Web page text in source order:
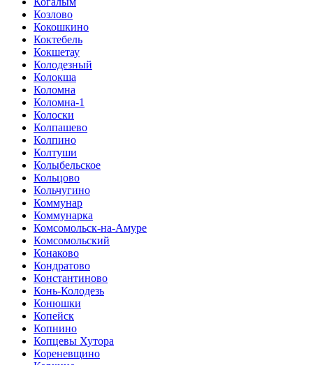
Козлово
Кокошкино
Коктебель
Кокшетау
Колодезный
Колокша
Коломна
Коломна-1
Колоски
Колпашево
Колпино
Колтуши
Колыбельское
Кольцово
Кольчугино
Коммунар
Коммунарка
Комсомольск-на-Амуре
Комсомольский
Конаково
Кондратово
Константиново
Конь-Колодезь
Конюшки
Копейск
Копнино
Копцевы Хутора
Кореневщино